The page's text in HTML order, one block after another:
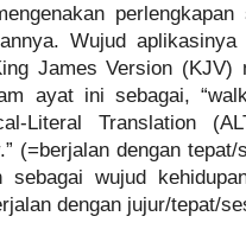
Wujud
James Version (KJV)
ayat ini sebagai,
Literal Translation
(=berjalan dengan
sebagai wujud
dengan jujur/tepat/